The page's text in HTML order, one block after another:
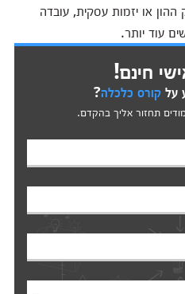
או יזמות עסקית, עובדה
עוד יותר.
חינם!
על קורס כלכלה?
תחזור אליך בהקדם.